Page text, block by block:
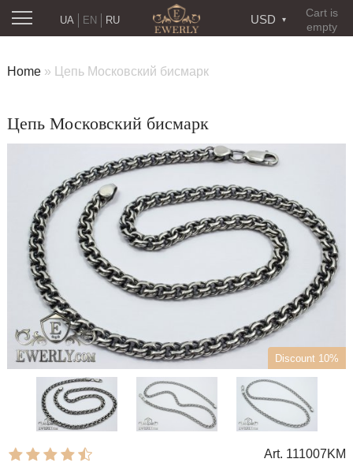
Cart is
empty
USD
RU
UA EN
Home » Цепь Московский бисмарк
Цепь Московский бисмарк
Discount 10%
Art. 111007KM